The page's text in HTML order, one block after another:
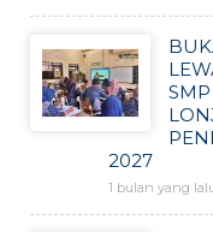
2027
1 bulan yang